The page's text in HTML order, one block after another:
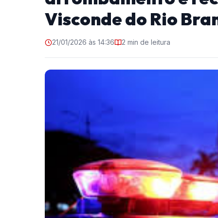
Visconde do Rio
21/01/2026 às 14:36 2 min de leitura